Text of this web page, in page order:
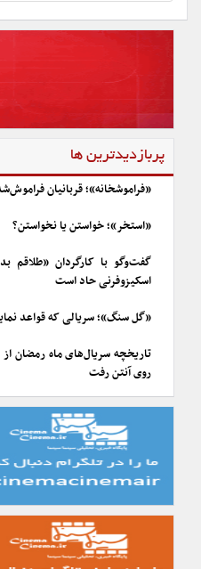
پربازدیدترین ها
«فراموشخانه»؛ قربانیان
«استخر»؛ خواستن یا نخواستن؟
گفت‌وگو با کارگردان «طلاقم
اسکیزوفرنی حاد است
«گل سنگ»؛ سریالی که قواعد
روی آنتن رفت